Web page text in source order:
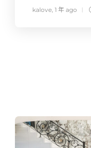
kalove, 1 年 ago